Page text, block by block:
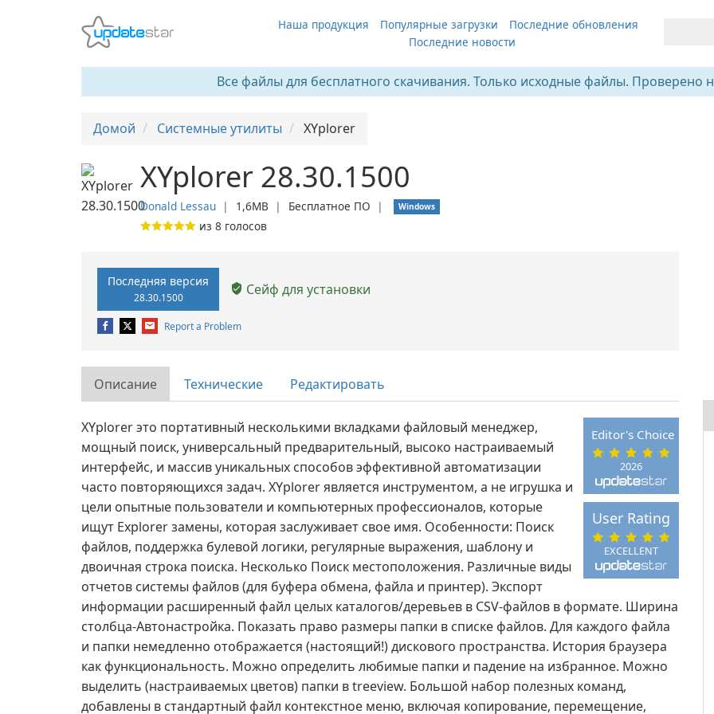
Наша продукция Популярные загрузки
Последние обновления
Последние новости
Все файлы для бесплатного скачивания. Только исходные файлы. Проверено
Домой Системные утилиты XYplorer
XYplorer 28.30.1500
Donald Lessau ❘ 1,6MB ❘ Бесплатное ПО ❘ Windows
из 8 голосов
Последняя версия
28.30.1500 Сейф для установки
Report a Problem
Описание Технические Редактировать
2026
Editor's Choice
EXCELLENT
User Rating
XYplorer это портативный несколькими вкладками файловый менеджер,
мощный поиск, универсальный предварительный, высоко настраиваемый
интерфейс, и массив уникальных способов эффективной автоматизации
часто повторяющихся задач. XYplorer является инструментом, а не игрушка и
цели опытные пользователи и компьютерных профессионалов, которые
ищут Explorer замены, которая заслуживает свое имя. Особенности: Поиск
файлов, поддержка булевой логики, регулярные выражения, шаблону и
двоичная строка поиска. Несколько Поиск местоположения. Различные виды
отчетов системы файлов (для буфера обмена, файла и принтер). Экспорт
информации расширенный файл целых каталогов/деревьев в CSV-файлов в формате. Ширина
столбца-Автонастройка. Показать право размеры папки в списке файлов. Для каждого файла
и папки немедленно отображается (настоящий!) дискового пространства. История браузера
как функциональность. Можно определить любимые папки и падение на избранное. Можно
выделить (настраиваемых цветов) папки в treeview. Большой набор полезных команд,
добавлены в стандартный файл контекстное меню, включая копирование, перемещение,